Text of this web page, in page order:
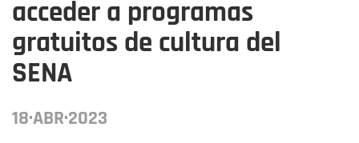
acceder a programas
gratuitos de cultura del
SENA
18·ABR·2023